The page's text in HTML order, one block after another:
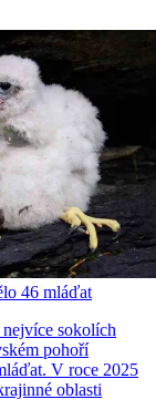
46 mláďat
sokolích
pohoří
V roce 2025
oblasti